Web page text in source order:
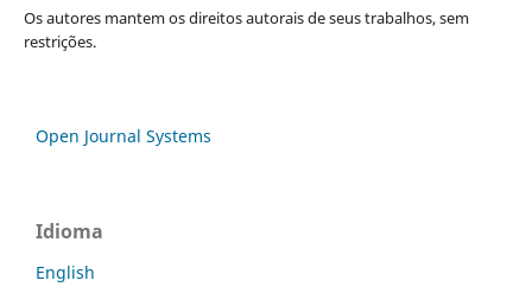
Os autores mantem os direitos autorais de seus trabalhos, sem
restrições.
Open Journal Systems
Idioma
English